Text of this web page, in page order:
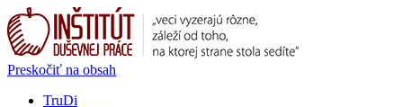
Preskočiť na obsah
TruDi